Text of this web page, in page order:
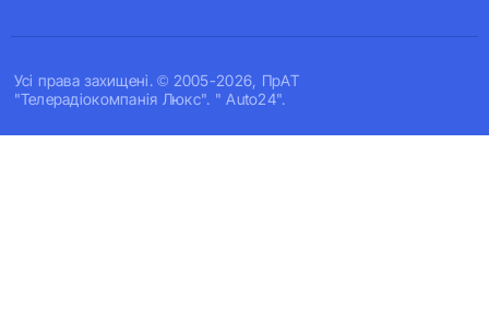
Усi права захищенi. © 2005-2026, ПрАТ
"Телерадіокомпанія Люкс". " Auto24".